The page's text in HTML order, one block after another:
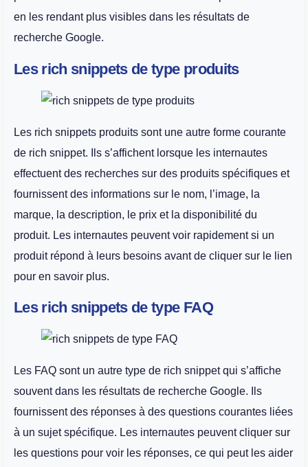
en les rendant plus visibles dans les résultats de
recherche Google.
Les rich snippets de type produits
Les rich snippets produits sont une autre forme courante
de rich snippet. Ils s’affichent lorsque les internautes
effectuent des recherches sur des produits spécifiques et
fournissent des informations sur le nom, l’image, la
marque, la description, le prix et la disponibilité du
produit. Les internautes peuvent voir rapidement si un
produit répond à leurs besoins avant de cliquer sur le lien
pour en savoir plus.
Les rich snippets de type FAQ
Les FAQ sont un autre type de rich snippet qui s’affiche
souvent dans les résultats de recherche Google. Ils
fournissent des réponses à des questions courantes liées
à un sujet spécifique. Les internautes peuvent cliquer sur
les questions pour voir les réponses, ce qui peut les aider